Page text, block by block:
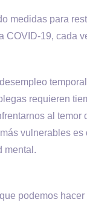
medidas para
COVID-19, cada
requieren
al temor
vulnerables
mental.
podemos